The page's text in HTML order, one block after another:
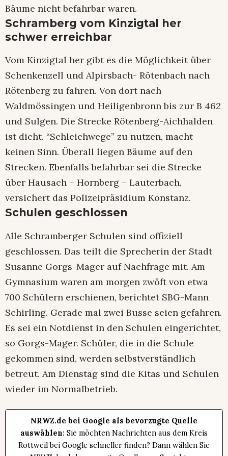
Bäume nicht befahrbar waren.
Schramberg vom Kinzigtal her
schwer erreichbar
Vom Kinzigtal her gibt es die Möglichkeit über
Schenkenzell und Alpirsbach- Rötenbach nach
Rötenberg zu fahren. Von dort nach
Waldmössingen und Heiligenbronn bis zur B 462
und Sulgen. Die Strecke Rötenberg-Aichhalden
ist dicht. “Schleichwege” zu nutzen, macht
keinen Sinn. Überall liegen Bäume auf den
Strecken. Ebenfalls befahrbar sei die Strecke
über Hausach – Hornberg – Lauterbach,
versichert das Polizeipräsidium Konstanz.
Schulen geschlossen
Alle Schramberger Schulen sind offiziell
geschlossen. Das teilt die Sprecherin der Stadt
Susanne Gorgs-Mager auf Nachfrage mit. Am
Gymnasium waren am morgen zwöft von etwa
700 Schülern erschienen, berichtet SBG-Mann
Schirling. Gerade mal zwei Busse seien gefahren.
Es sei ein Notdienst in den Schulen eingerichtet,
so Gorgs-Mager. Schüler, die in die Schule
gekommen sind, werden selbstverständlich
betreut. Am Dienstag sind die Kitas und Schulen
wieder im Normalbetrieb.
NRWZ.de bei Google als bevorzugte Quelle
auswählen: Sie möchten Nachrichten aus dem Kreis
Rottweil bei Google schneller finden? Dann wählen Sie